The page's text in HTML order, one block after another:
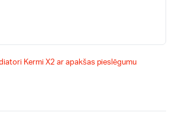
Kermi X2 ar apakšas pieslēgumu